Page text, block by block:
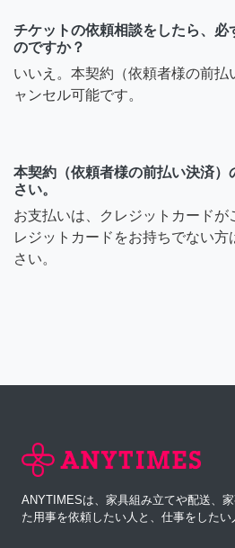
チケットの依頼相談をしたら、必
のですか？
いいえ。本契約（依頼者様の前払
ャンセル可能です。
本契約（依頼者様の前払い決済）
さい。
お支払いは、クレジットカードが
レジットカードをお持ちでない
さい。
ANYTIMESは、家具組み立てや配送、
た用事を依頼したい人と、仕事をしたい